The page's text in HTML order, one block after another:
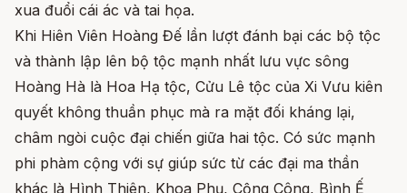
xua đuổi cái ác và tai họa.
Khi Hiên Viên Hoàng Đế lần lượt đánh bại các bộ tộc
và thành lập lên bộ tộc mạnh nhất lưu vực sông
Hoàng Hà là Hoa Hạ tộc, Cửu Lê tộc của Xi Vưu kiên
quyết không thuần phục mà ra mặt đối kháng lại,
châm ngòi cuộc đại chiến giữa hai tộc. Có sức mạnh
phi phàm cộng với sự giúp sức từ các đại ma thần
khác là Hình Thiên, Khoa Phụ, Cộng Công, Bình Ế